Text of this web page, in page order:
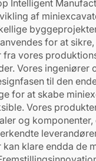
Intelligent
af
for at sikre,
fra vores
Vores ingeniører
til den
for at skabe
Vores
og
kan klare endda de